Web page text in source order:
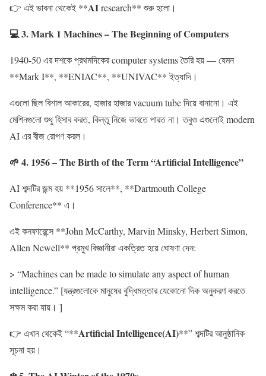
👉 এই ভাবনা থেকেই **AIresearch** শুরু হলো।
💻 3. Mark 1 Machines – The Beginning of Computers
1940-50 এর দশকে প্রথমদিকের computer systems তৈরি হয় — যেমন
**Mark I**, **ENIAC**, **UNIVAC** ইত্যাদি।
এগুলো ছিল বিশাল আকারের, হাজার হাজার vacuum tube দিয়ে বানানো। এই
মেশিনগুলো শুধু হিসাব করত, কিন্তু নিজে ভাবতে পারত না। তবুও এগুলোই modern
AI এর বীজ রোপণ করল।
🌱 4. 1956 – The Birth of the Term “Artificial Intelligence”
AI শব্দটির জন্ম হয় **1956 সালে**, **Dartmouth College
Conference** এ।
এই কনফারেন্সে **John McCarthy, Marvin Minsky, Herbert Simon,
Allen Newell** প্রমুখ বিজ্ঞানীরা একত্রিত হয়ে ঘোষণা দেন:
> “Machines can be made to simulate any aspect of human
intelligence.” [যন্ত্রগুলোকে মানুষের বুদ্ধিমত্তার যেকোনো দিক অনুকরণ করতে
সক্ষম করা যায়। ]
👉 এখান থেকেই “**Artificial Intelligence(AI)**” শব্দটির আনুষ্ঠানিক
সূচনা হয়।